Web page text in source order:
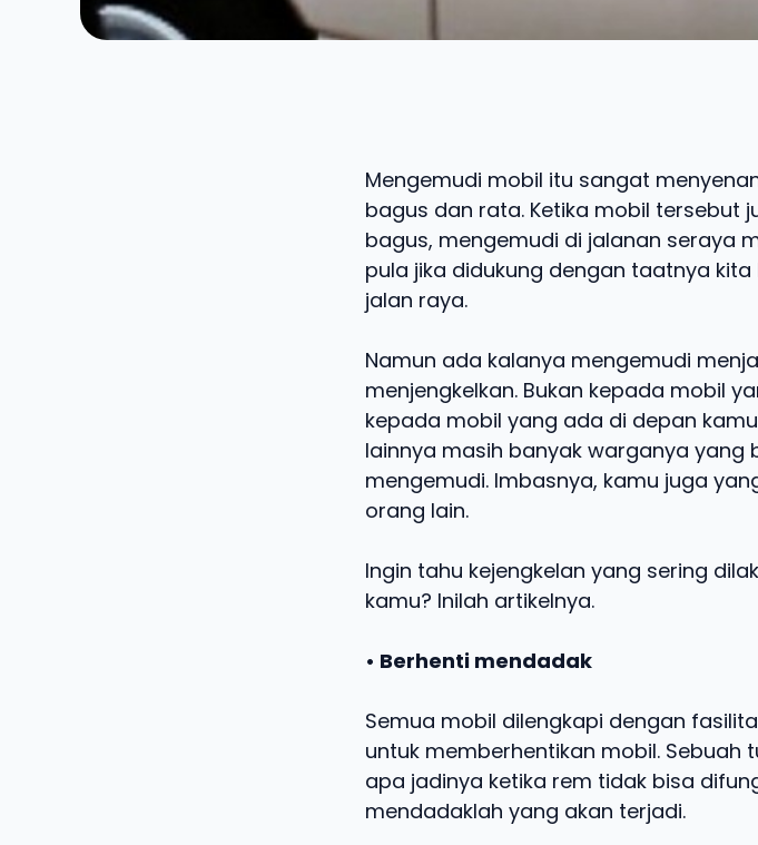
Mengemudi mobil itu sangat
bagus dan rata. Ketika mobil tersebut
bagus, mengemudi di jalanan seraya
pula jika didukung dengan taatnya
jalan raya.
Namun ada kalanya mengemudi
menjengkelkan. Bukan kepada mobil
kepada mobil yang ada di depan
lainnya masih banyak warganya
mengemudi. Imbasnya, kamu juga
orang lain.
Ingin tahu kejengkelan yang sering
kamu? Inilah artikelnya.
• Berhenti mendadak
Semua mobil dilengkapi dengan
untuk memberhentikan mobil. Sebuah
apa jadinya ketika rem tidak bisa
mendadaklah yang akan terjadi.